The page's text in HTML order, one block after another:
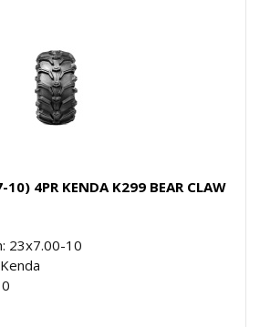
4PR KENDA K299 BEAR CLAW
23x7.00-10